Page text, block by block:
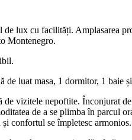
lux cu facilități. Amplasarea
Montenegro.
luat masa, 1 dormitor, 1 baie
vizitele nepoftite. Înconjurat
de a se plimba în parcul
confortul se împletesc armonios.